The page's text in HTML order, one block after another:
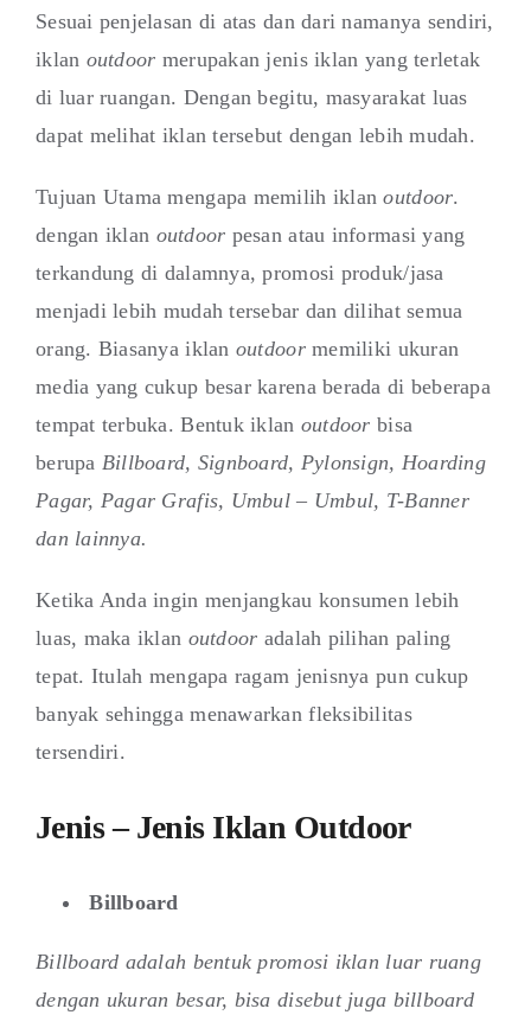
Sesuai penjelasan di atas dan dari namanya sendiri,
iklan outdoor merupakan jenis iklan yang terletak
di luar ruangan. Dengan begitu, masyarakat luas
dapat melihat iklan tersebut dengan lebih mudah.
Tujuan Utama mengapa memilih iklanoutdoor.
dengan iklan outdoor pesan atau informasi yang
terkandung di dalamnya, promosi produk/jasa
menjadi lebih mudah tersebar dan dilihat semua
orang. Biasanya iklan outdoormemiliki ukuran
media yang cukup besar karena berada di beberapa
tempat terbuka. Bentuk iklan outdoor bisa
berupa Billboard, Signboard, Pylonsign, Hoarding
Pagar, Pagar Grafis, Umbul – Umbul, T-Banner
dan lainnya.
Ketika Anda ingin menjangkau konsumen lebih
luas, maka iklan outdoor adalah pilihan paling
tepat. Itulah mengapa ragam jenisnya pun cukup
banyak sehingga menawarkan fleksibilitas
tersendiri.
Jenis – Jenis Iklan Outdoor
Billboard
Billboard adalah bentuk promosi iklan luar ruang
dengan ukuran besar, bisa disebut juga billboard